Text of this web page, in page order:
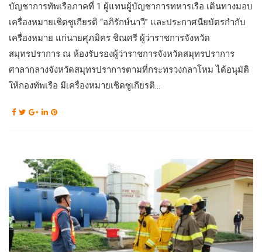
บัญชาการทัพเรือภาคที่ 1 ผู้แทนผู้บัญชาการทหารเรือ เดินทางมอบ
เครื่องหมายเชิดชูเกียรติ “อภิรักษ์นาวี” และประกาศนียบัตรกำกับ
เครื่องหมาย แก่นายศุภมิคร ชิณศรี ผู้ว่าราชการจังหวัด
สมุทรปราการ ณ ห้องรับรองผู้ว่าราชการจังหวัดสมุทรปราการ
ศาลากลางจังหวัดสมุทรปราการตามที่กระทรวงกลาโหม ได้อนุมัติ
ให้กองทัพเรือ มีเครื่องหมายเชิดซูเกียรติ...